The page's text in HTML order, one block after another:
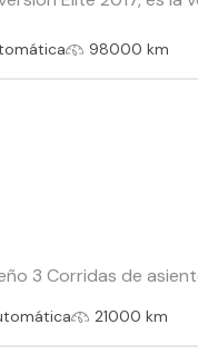
98000 km
3 Corridas de
21000 km